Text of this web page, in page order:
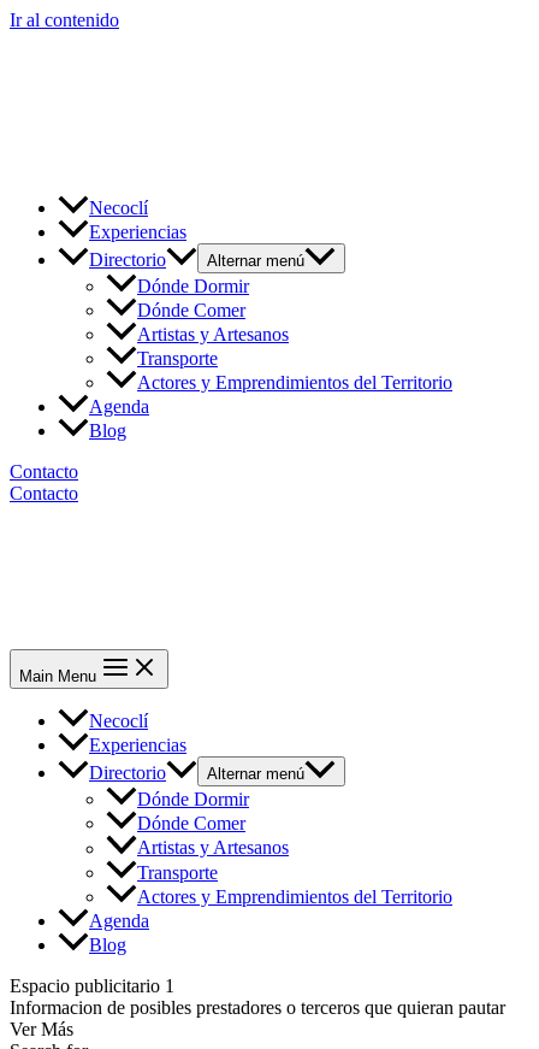
Ir al contenido
Necoclí
Experiencias
Directorio
Alternar menú
Dónde Dormir
Dónde Comer
Artistas y Artesanos
Transporte
Actores y Emprendimientos del Territorio
Agenda
Blog
Contacto
Contacto
Main Menu
Necoclí
Experiencias
Directorio
Alternar menú
Dónde Dormir
Dónde Comer
Artistas y Artesanos
Transporte
Actores y Emprendimientos del Territorio
Agenda
Blog
Espacio publicitario 1
Informacion de posibles prestadores o terceros que quieran pautar
Ver Más